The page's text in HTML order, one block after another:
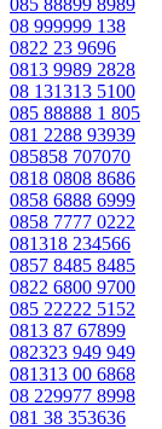
08 999999 138
0822 23 9696
0813 9989 2828
08 131313 5100
085 88888 1 805
081 2288 93939
085858 707070
0818 0808 8686
0858 6888 6999
0858 7777 0222
081318 234566
0857 8485 8485
0822 6800 9700
085 22222 5152
0813 87 67899
082323 949 949
081313 00 6868
08 229977 8998
081 38 353636